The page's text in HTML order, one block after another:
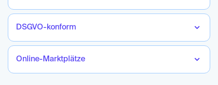
DSGVO-konform
Online-Marktplätze